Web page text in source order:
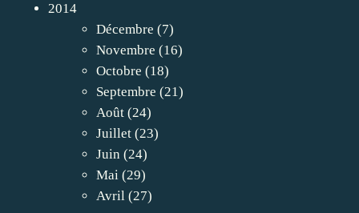
2014
Décembre (7)
Novembre (16)
Octobre (18)
Septembre (21)
Août (24)
Juillet (23)
Juin (24)
Mai (29)
Avril (27)